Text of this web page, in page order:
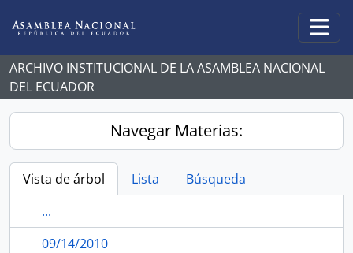
ARCHIVO INSTITUCIONAL DE LA ASAMBLEA NACIONAL
DEL ECUADOR
Navegar Materias:
Vista de árbol Lista
Búsqueda
...
09/14/2010